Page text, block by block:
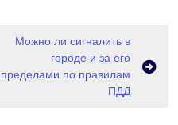
Можно ли сигналить в
городе и за его
пределами по правилам
ПДД